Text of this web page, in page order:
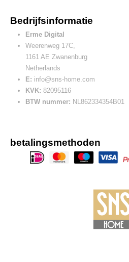
Bedrijfsinformatie
Erme Digital
Weerenweg 17C,
1161 AE Zwanenburg
Netherlands
E: info@sns-home.com
KVK: 82095116
BTW nummer: NL862334354B01
betalingsmethoden